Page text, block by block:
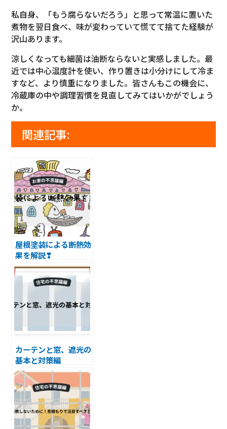
私自身、「もう腐らないだろう」と思って常温に置いた
煮物を翌日食べ、味が変わっていて慌てて捨てた経験が
沢山あります。
涼しくなっても細菌は油断ならないと実感しました。最
近では中心温度計を使い、作り置きは小分けにして冷ま
すなど、より慎重になりました。皆さんもこの機会に、
冷蔵庫の中や調理習慣を見直してみてはいかがでしょう
か。
関連記事:
屋根塗装による断熱効
果を解説❣
カーテンと窓、遮光の
基本と対策編